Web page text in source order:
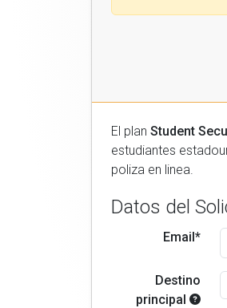
El plan Student
estudiantes estadounidenses en al extranjero. Por favor,
poliza en linea.
Datos del
Email*
Destino
principal